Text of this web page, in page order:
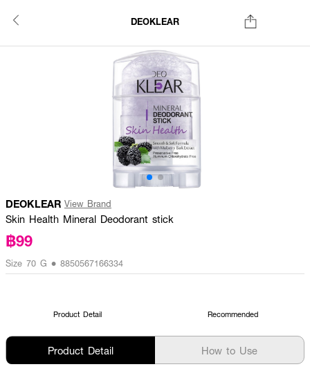
DEOKLEAR
DEOKLEAR View Brand
Skin Health Mineral Deodorant stick
฿99
Size 70 G • 8850567166334
Product Detail Recommended
Product Detail How to Use